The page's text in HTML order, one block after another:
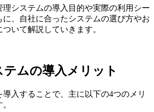
システムの導入目的や実際の利用シー
に、自社に合ったシステムの選び方やお
いて解説していきます。
ムの導入メリット
入することで、主に以下の4つのメリ